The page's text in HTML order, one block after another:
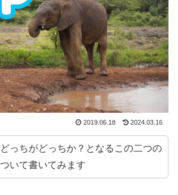
2019.06.18 2024.03.16
っちがどっちか？となるこの二つの
いて書いてみます